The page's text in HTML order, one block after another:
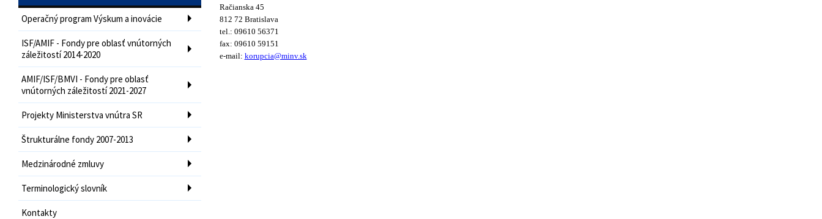
Operačný program Výskum a inovácie
ISF/AMIF - Fondy pre oblasť vnútorných
záležitostí 2014-2020
AMIF/ISF/BMVI - Fondy pre oblasť
vnútorných záležitostí 2021-2027
Projekty Ministerstva vnútra SR
Štrukturálne fondy 2007-2013
Medzinárodné zmluvy
Terminologický slovník
Kontakty
Račianska 45
812 72 Bratislava
tel.: 09610 56371
fax: 09610 59151
e-mail: korupcia@minv.sk